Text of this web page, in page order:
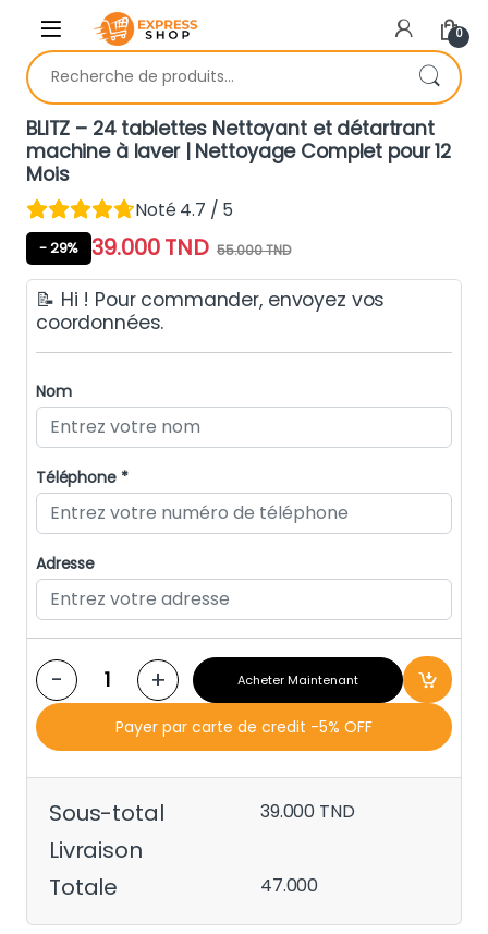
Skip to navigation
Skip to content
0
Recherche pour :
BLITZ – 24 tablettes Nettoyant et détartrant
machine à laver | Nettoyage Complet pour 12
Mois
Noté 4.7 / 5
- 29% 39.000TND 55.000TND
📝 Hi ! Pour commander, envoyez vos
coordonnées.
Nom
Téléphone *
Adresse
- + Acheter Maintenant
Payer par carte de credit -5% OFF
Sous-total 39.000 TND
Livraison
Totale
47.000